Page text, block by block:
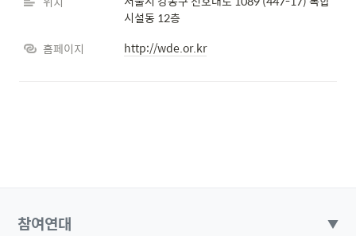
시설동 12층
홈페이지
http://wde.or.kr
참여연대 ▼